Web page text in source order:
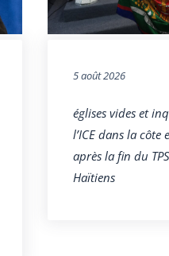
5 août 2026
églises vides et
l’ICE dans la
après la fin du
Haïtiens